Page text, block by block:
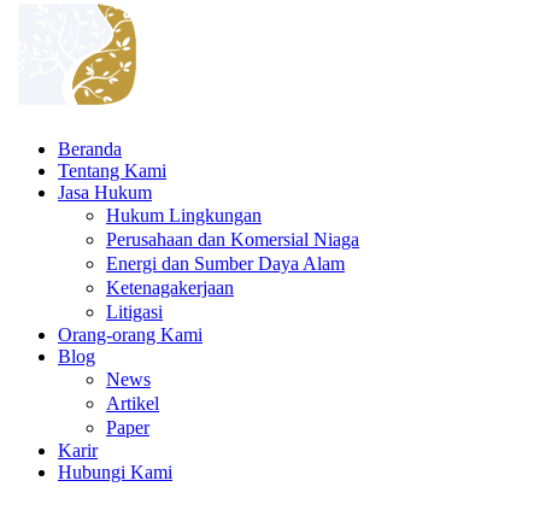
Beranda
Tentang Kami
Jasa Hukum
Hukum Lingkungan
Perusahaan dan Komersial Niaga
Energi dan Sumber Daya Alam
Ketenagakerjaan
Litigasi
Orang-orang Kami
Blog
News
Artikel
Paper
Karir
Hubungi Kami